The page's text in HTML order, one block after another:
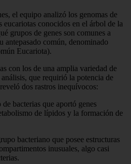
el equipo analizó los genomas de
eucariotas conocidos en el árbol de la
grupos de genes son comunes a
antepasado común, denominado
Eucariota).
con los de una amplia variedad de
que requirió la potencia de
dos rastros inequívocos:
bacterias que aportó genes
de lípidos y la formación de
bacteriano que posee estructuras
inusuales, algo casi